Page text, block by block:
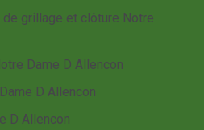
grillage et clôture Notre
Dame D Allencon
D Allencon
D Allencon